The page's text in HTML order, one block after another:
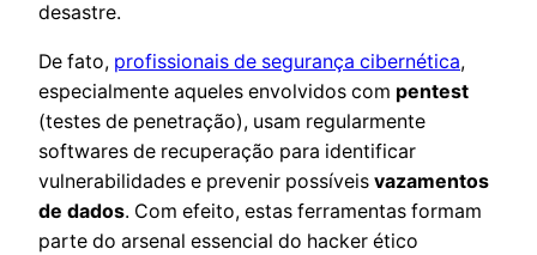
desastre.
De fato, profissionais de segurança cibernética,
especialmente aqueles envolvidos com pentest
(testes de penetração), usam regularmente
softwares de recuperação para identificar
vulnerabilidades e prevenir possíveis vazamentos
de dados. Com efeito, estas ferramentas formam
parte do arsenal essencial do hacker ético